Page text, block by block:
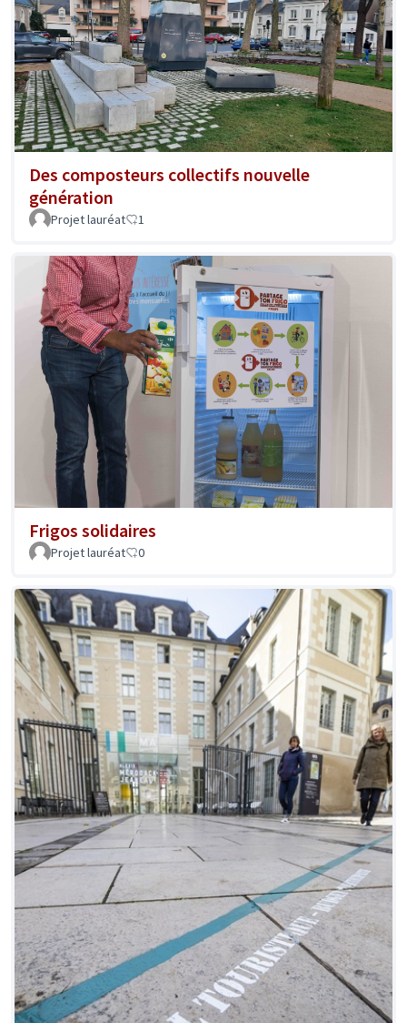
Des composteurs collectifs nouvelle
génération
Projet lauréat 1
Frigos solidaires
Projet lauréat 0